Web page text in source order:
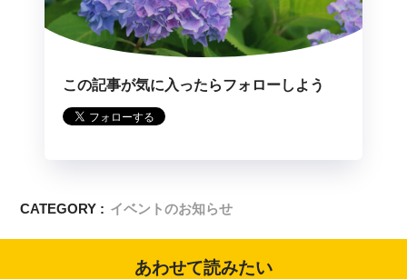
この記事が気に入ったらフォローしよう
CATEGORY : イベントのお知らせ
あわせて読みたい